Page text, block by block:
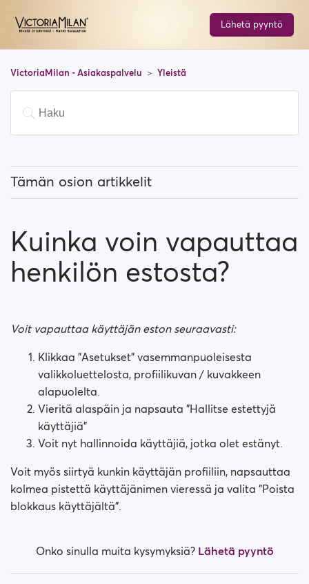
Lähetä pyyntö
VictoriaMilan - Asiakaspalvelu Yleistä
Tämän osion artikkelit
Kuinka vaihdan sijaintiani, ja miten se toimii?
Mitä tarkoittaa "Estä käyttäjä"?
Minulla on ongelmia sivuston kanssa. Mitä teen?
Miten tyhjennän välimuistin ja evästeet?
Mitkä ovat Premium Plus -jäsenyyden edut?
Vilpillisiä profiileja
Mitä jäsenyyksiä on saatavilla? Voinko ostaa viikon /
Kuinka voin vapauttaa
henkilön estosta?
Voit vapauttaa käyttäjän eston seuraavasti:
Klikkaa "Asetukset" vasemmanpuoleisesta
valikkoluettelosta, profiilikuvan / kuvakkeen
alapuolelta.
Vieritä alaspäin ja napsauta "Hallitse estettyjä
käyttäjiä"
Voit nyt hallinnoida käyttäjiä, jotka olet estänyt.
Voit myös siirtyä kunkin käyttäjän profiiliin, napsauttaa
kolmea pistettä käyttäjänimen vieressä ja valita "Poista
blokkaus käyttäjältä".
Onko sinulla muita kysymyksiä? Lähetä pyyntö